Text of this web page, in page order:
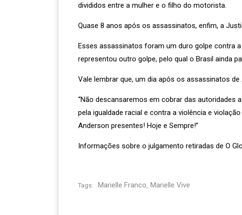
divididos entre a mulher e o filho do motorista.
Quase 8 anos após os assassinatos, enfim, a
Esses assassinatos foram um duro golpe contra
representou outro golpe, pelo qual o Brasil ainda
Vale lembrar que, um dia após os assassinatos
“Não descansaremos em cobrar das autoridades
pela igualdade racial e contra a violência e
Anderson presentes! Hoje e Sempre!”
Informações sobre o julgamento retiradas de O
Tags: Marielle Franco, Marielle Vive